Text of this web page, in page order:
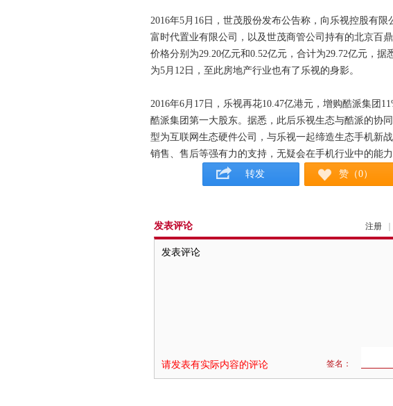
2016年5月16日，世茂股份发布公告称，向乐视控股有
富时代置业有限公司，以及世茂商管公司持有的北京百
价格分别为29.20亿元和0.52亿元，合计为29.72亿元，
为5月12日，至此房地产行业也有了乐视的身影。
2016年6月17日，乐视再花10.47亿港元，增购酷派集团
酷派集团第一大股东。据悉，此后乐视生态与酷派的协
型为互联网生态硬件公司，与乐视一起缔造生态手机新
销售、售后等强有力的支持，无疑会在手机行业中的能力
转发
赞（0）
发表评论 注册
请发表有实际内容的评论 签名：